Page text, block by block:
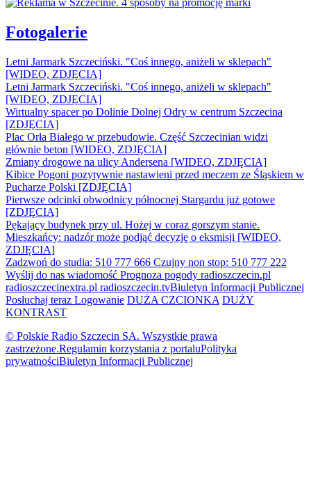
Fotogalerie
Letni Jarmark Szczeciński. "Coś innego, aniżeli w sklepach"
[WIDEO, ZDJĘCIA]
Letni Jarmark Szczeciński. "Coś innego, aniżeli w sklepach"
[WIDEO, ZDJĘCIA]
Wirtualny spacer po Dolinie Dolnej Odry w centrum Szczecina
[ZDJĘCIA]
Plac Orła Białego w przebudowie. Część Szczecinian widzi
głównie beton [WIDEO, ZDJĘCIA]
Zmiany drogowe na ulicy Andersena [WIDEO, ZDJĘCIA]
Kibice Pogoni pozytywnie nastawieni przed meczem ze Śląskiem w
Pucharze Polski [ZDJĘCIA]
Pierwsze odcinki obwodnicy północnej Stargardu już gotowe
[ZDJĘCIA]
Pękający budynek przy ul. Hożej w coraz gorszym stanie.
Mieszkańcy: nadzór może podjąć decyzję o eksmisji [WIDEO,
ZDJĘCIA]
Zadzwoń do studia: 510 777 666 Czujny non stop: 510 777 222
Wyślij do nas wiadomość Prognoza pogody radioszczecin.pl
radioszczecinextra.pl radioszczecin.tvBiuletyn Informacji Publicznej
Posłuchaj teraz Logowanie DUŻA CZCIONKA DUŻY
KONTRAST
© Polskie Radio Szczecin SA. Wszystkie prawa
zastrzeżone.Regulamin korzystania z portaluPolityka
prywatnościBiuletyn Informacji Publicznej